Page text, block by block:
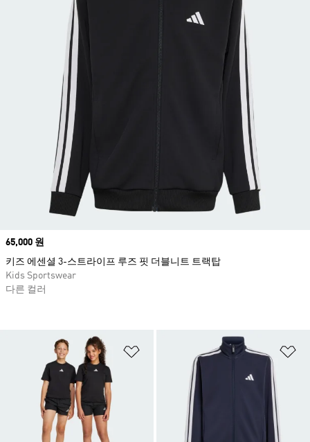
위시리스트 담기
Price
65,000 원
키즈 에센셜 3-스트라이프 루즈 핏 더블니트 트랙탑
Kids Sportswear
다른 컬러